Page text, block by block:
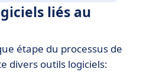
liés au
étape du processus de
divers outils logiciels: